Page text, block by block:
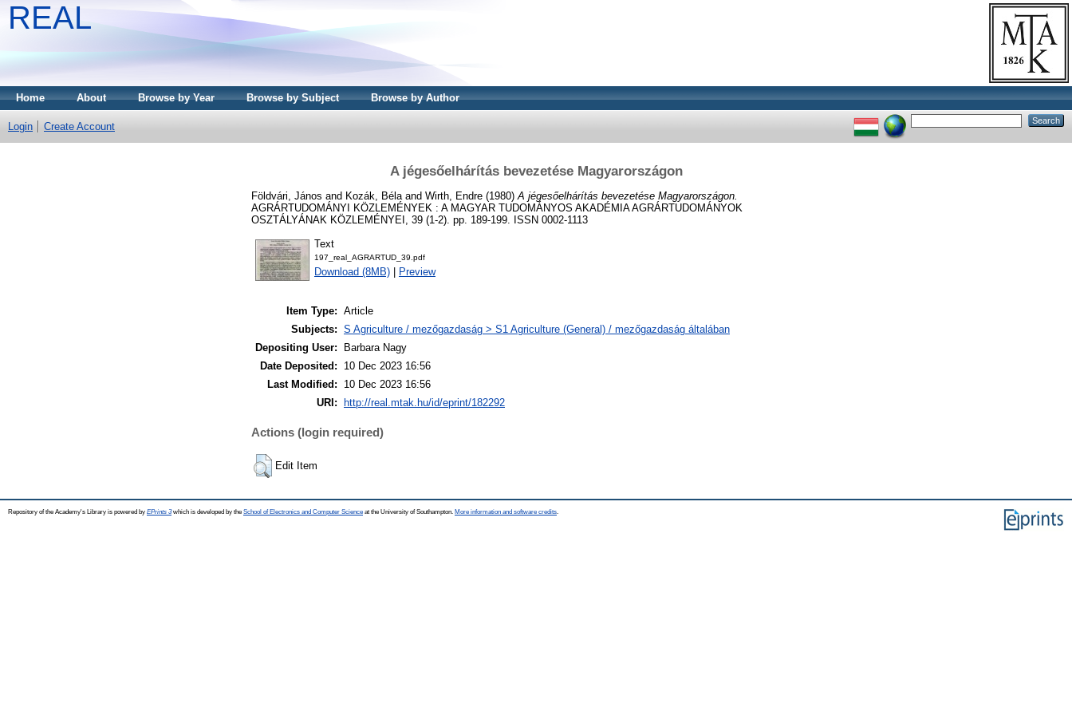
REAL
Home About Browse by Year Browse by Subject Browse by Author
Login Create Account
A jégesőelhárítás bevezetése Magyarországon
Földvári, János and Kozák, Béla and Wirth, Endre (1980) A jégesőelhárítás bevezetése Magyarországon.
AGRÁRTUDOMÁNYI KÖZLEMÉNYEK : A MAGYAR TUDOMÁNYOS AKADÉMIA AGRÁRTUDOMÁNYOK
OSZTÁLYÁNAK KÖZLEMÉNYEI, 39 (1-2). pp. 189-199. ISSN 0002-1113
Text
197_real_AGRARTUD_39.pdf
Download (8MB) Preview
Item Type: Article
Subjects: S Agriculture / mezőgazdaság > S1 Agriculture (General) / mezőgazdaság általában
Depositing User:
Barbara Nagy
Date Deposited:
10 Dec 2023 16:56
Last Modified:
10 Dec 2023 16:56
URI:
http://real.mtak.hu/id/eprint/182292
Actions (login required)
Edit Item
Repository of the Academy's Library is powered by EPrints 3which is developed by the School of Electronics and Computer Science at the University of Southampton. More information and software credits